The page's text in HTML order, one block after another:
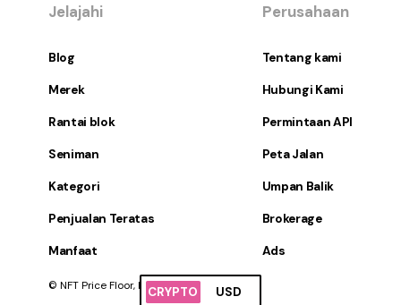
CRYPTO USD
Jelajahi
Blog
Merek
Rantai blok
Seniman
Kategori
Penjualan Teratas
Manfaat
Perusahaan
Tentang kami
Hubungi Kami
Permintaan API
Peta Jalan
Umpan Balik
Brokerage
Ads
© NFT Price Floor, Inc. Hak Cipta Dilindungi.